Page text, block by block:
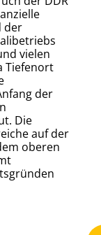
der
vielen
Tiefenort
der
Die
auf der
oberen